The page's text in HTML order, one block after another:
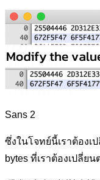
Sans 2
ซึ่งในโจทย์นี้เราต้องเ
bytes ที่เราต้องเปลี่ย